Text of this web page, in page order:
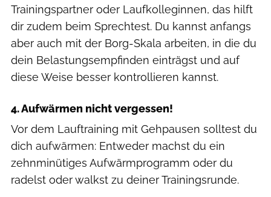
Trainingspartner oder Laufkolleginnen, das hilft
dir zudem beim Sprechtest. Du kannst anfangs
aber auch mit der Borg-Skala arbeiten, in die du
dein Belastungsempfinden einträgst und auf
diese Weise besser kontrollieren kannst.
4. Aufwärmen nicht vergessen!
Vor dem Lauftraining mit Gehpausen solltest du
dich aufwärmen: Entweder machst du ein
zehnminütiges Aufwärmprogramm oder du
radelst oder walkst zu deiner Trainingsrunde.